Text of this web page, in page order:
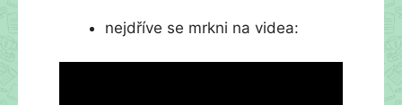
nejdříve se mrkni na videa: